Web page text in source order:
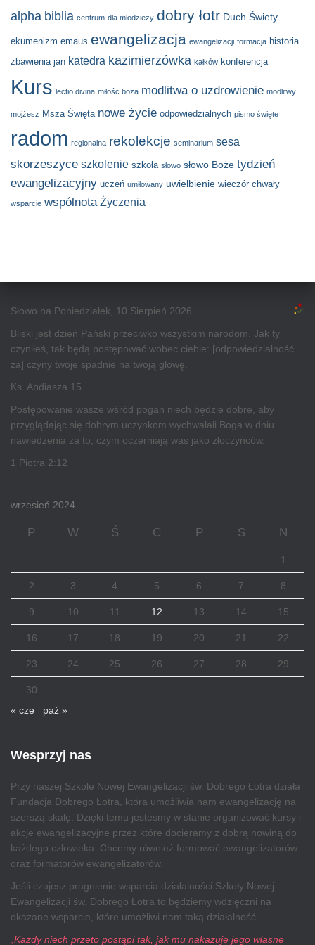
alpha biblia centrum dla młodzieży dobry łotr Duch Świety
ekumenizm emaus ewangelizacja ewangelizacji formacja historia
zbawienia jan katedra kazimierzówka kałków konferencja
Kurs lectio divina miłośc boża modlitwa o uzdrowienie modlitwy
mojżesz Msza Święta nowe życie odpowiedzialnych pismo święte
radom regionalna rekolekcje seminarium sesa
skorzeszyce szkolenie szkoła słowo słowo Boże tydzień
ewangelizacyjny uczeń umiłowany uwielbienie wieczór chwały
wsparcie wspólnota Życzenia
Słowo na Poniedziałek, 10 Sierpień 2026
Bliski jest dzień Pański przeciwko wszystkim narodom. Jak ty
czyniłeś, tak będą postępować wobec ciebie: [odpowiedzialność
za] czyny twoje spadnie na twoją głowę.
Ks. Abdiasza 15
Postępowanie wasze wśród pogan niech będzie dobre, aby
przyglądając się dobrym uczynkom wychwalali Boga w dniu
nawiedzenia za to, czym oczerniają was jako złoczyńców.
1 Piotra 2:12
wrzesień 2024
P W Ś C P S N
1
2 3 4 5 6 7 8
9 10 11 12 13 14 15
16 17 18 19 20 21 22
23 24 25 26 27 28 29
30
« cze
paź »
Wesprzyj nas
Przy naszej Szkole Nowej Ewangelizacji św. Dobrego Łotra działa
Fundacja Dobrego Łotra, która umożliwia nam ewangelizację na
szerszą skalę. Dzięki temu jesteśmy w stanie organizować kursy i
akcje ewangelizacyjne przez które docieramy z dobrą nowiną do
każdego człowieka. Chcemy również formować ewangelizatorów
oraz formatorów ewangelizatorów.
Jeśli czujesz pragnienie wsparcia działalności Szkoły Nowej
Ewangelizacji św. Dobrego Łotra to będziemy wdzięczni na
okazane wsparcie, które umożliwi nam taką działalność.
„Każdy niech przeto postąpi tak, jak mu nakazuje jego własne